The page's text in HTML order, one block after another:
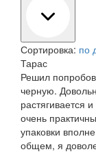
Сортировка: по
Тарас
Решил
черную.
растягивается
очень
упаковки
общем, я